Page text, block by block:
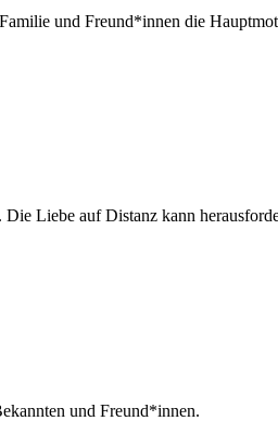
und Freund*innen die
Liebe auf Distanz kann
und Freund*innen.